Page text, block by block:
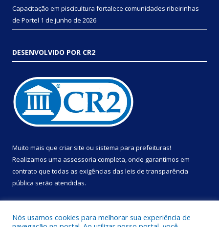
Capacitação em piscicultura fortalece comunidades ribeirinhas
de Portel 1 de junho de 2026
DESENVOLVIDO POR CR2
Muito mais que criar site ou sistema para prefeituras!
Realizamos uma assessoria completa, onde garantimos em
contrato que todas as exigências das leis de transparência
pública serão atendidas.
Nós usamos cookies para melhorar sua experiência de